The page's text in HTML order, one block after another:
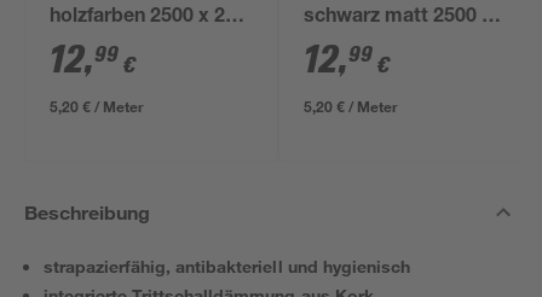
holzfarben 2500 x 24
mm
12,99 €
5,20 € / Meter
schwarz matt 2500 x
24 mm
12,99 €
5,20 € / Meter
Beschreibung
strapazierfähig, antibakteriell und hygienisch